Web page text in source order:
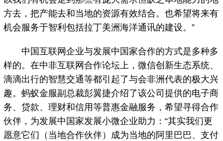
方去，把产能去和当地的资源有效结合。也希望将来有
机会服务于智利包括拉丁美洲海洋通讯的建设。”
中国互联网企业与发展中国家合作的方式是多种多
样的。在中非互联网合作论坛上，微信创新生态系统、
滴滴出行的智慧交通等都引起了与会非洲代表的极大兴
趣。蚂蚁金服副总裁彭翼捷介绍了该公司提供的电子商
务、贷款、理财和信用等普惠金融服务，希望寻得合作
伙伴，为发展中国家发展小微企业助力：“其实我们更
愿意它们（当地合作伙伴）成为当地的阿里巴巴、支付